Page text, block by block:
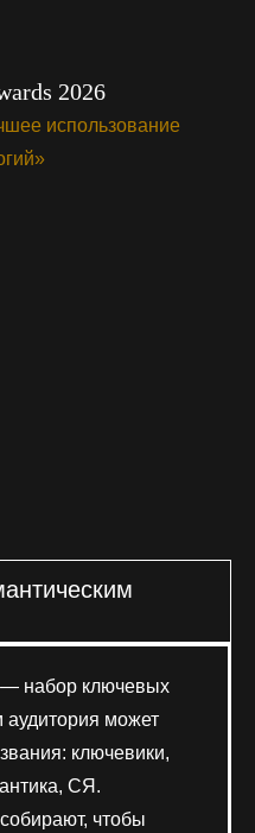
2026
использование
набор ключевых
аудитория может
ключевики,
СЯ.
чтобы